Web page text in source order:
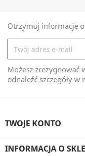
Otrzymuj informację
Możesz zrezygnować
odnaleźć szczegóły
TWOJE KONTO
INFORMACJA O